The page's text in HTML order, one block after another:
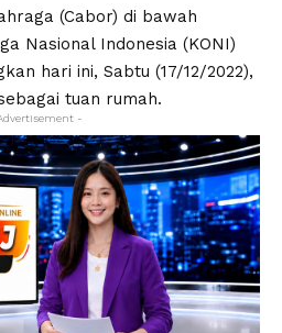
(Cabor) di bawah
Nasional Indonesia (KONI)
hari ini, Sabtu (17/12/2022),
tuan rumah.
-